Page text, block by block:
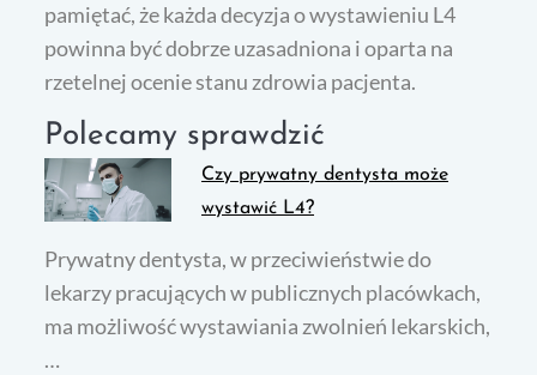
pamiętać, że każda decyzja o wystawieniu L4
powinna być dobrze uzasadniona i oparta na
rzetelnej ocenie stanu zdrowia pacjenta.
Polecamy sprawdzić
Czy prywatny dentysta może
wystawić L4?
Prywatny dentysta, w przeciwieństwie do
lekarzy pracujących w publicznych placówkach,
ma możliwość wystawiania zwolnień lekarskich,
…